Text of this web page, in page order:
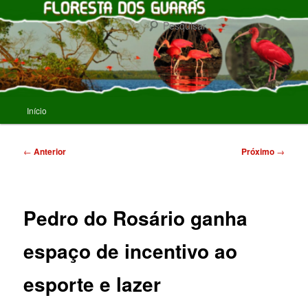
para
o
conteúdo
principalFLORESTA DOS GUARAS
principal
Início
Navegação
← Anterior Próximo →
Pedro do Rosário ganha
espaço de incentivo ao
esporte e lazer